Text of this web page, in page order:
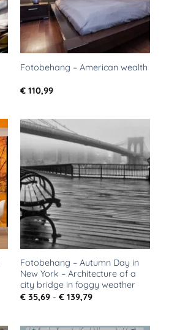
Fotobehang – American wealth
€110,99
Toevoegen
aan
verlanglijst
Fotobehang – Autumn Day in
New York – Architecture of a
city bridge in foggy weather
€35,69 - €139,79Prijsklasse: